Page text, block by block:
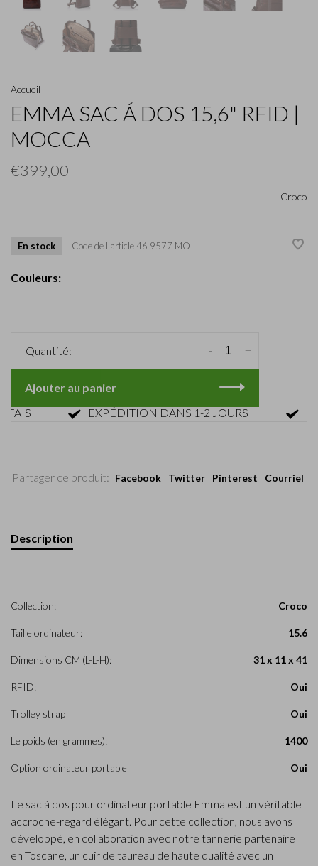
Accueil
EMMA SAC Á DOS 15,6" RFID |
MOCCA
€399,00
Croco
En stock Code de l'article46 9577 MO
Couleurs:
Quantité: +
-
Ajouter au panier
EXPÉDITION DANS 1-2 JOURS
Partager ce produit: Facebook Twitter Pinterest Courriel
Description
Collection: Croco
Taille ordinateur: 15.6
Dimensions CM (L-L-H): 31 x 11 x 41
RFID: Oui
Trolley strap Oui
Le poids (en grammes): 1400
Option ordinateur portable Oui
Le sac à dos pour ordinateur portable Emma est un véritable
accroche-regard élégant. Pour cette collection, nous avons
développé, en collaboration avec notre tannerie partenaire
en Toscane, un cuir de taureau de haute qualité avec un